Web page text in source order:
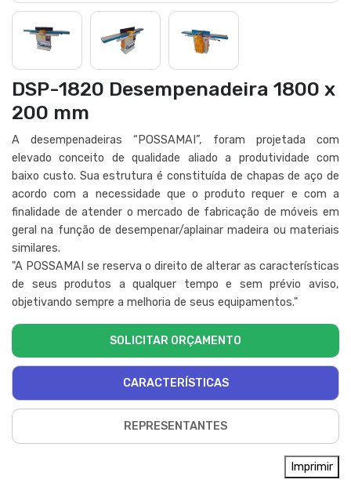
DSP-1820 Desempenadeira 1800 x
200 mm
A desempenadeiras “POSSAMAI”, foram projetada com
elevado conceito de qualidade aliado a produtividade com
baixo custo. Sua estrutura é constituída de chapas de aço de
acordo com a necessidade que o produto requer e com a
finalidade de atender o mercado de fabricação de móveis em
geral na função de desempenar/aplainar madeira ou materiais
similares.
"A POSSAMAI se reserva o direito de alterar as características
de seus produtos a qualquer tempo e sem prévio aviso,
objetivando sempre a melhoria de seus equipamentos."
SOLICITAR ORÇAMENTO
CARACTERÍSTICAS
REPRESENTANTES
Imprimir